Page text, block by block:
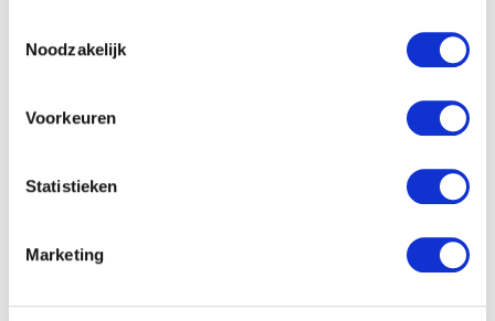
Noodzakelijk
Voorkeuren
Statistieken
Marketing